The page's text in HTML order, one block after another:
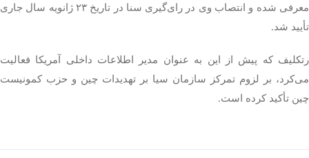
معرفی شده و انتصاب وی در رای‌گیری سنا در تاریخ ۲۳ ژانویه
سال جاری
تأیید شد.
رتکلیف که پیش از این به عنوان مدیر اطلاعات داخلی آمریکا فعالیت
می‌کرد، بر لزوم تمرکز سازمان سیا بر تهدیدات چین و حزب کمونیست
چین تأکید کرده است.